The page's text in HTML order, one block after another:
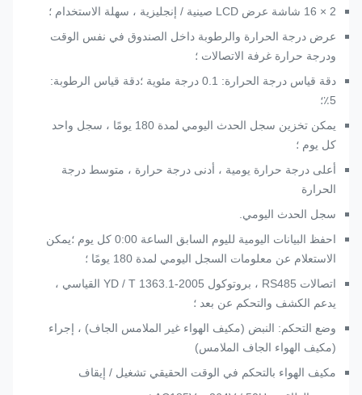
2 × 16 شاشة عرض LCD صينية / إنجليزية ، سهلة الاستخدام ؛
عرض درجة الحرارة والرطوبة داخل الصندوق في نفس الوقت
ودرجة حرارة غرفة الاتصالات ؛
دقة قياس درجة الحرارة: 0.1 درجة مئوية ؛دقة قياس الرطوبة:
5٪؛
يمكن تخزين سجل الحدث اليومي لمدة 180 يومًا ، سجل واحد
كل يوم ؛
أعلى درجة حرارة يومية ، أدنى درجة حرارة ، متوسط ​​درجة
الحرارة
سجل الحدث اليومي.
احفظ البيانات اليومية لليوم السابق الساعة 0:00 كل يوم ؛يمكن
الاستعلام عن معلومات السجل اليومي لمدة 180 يومًا ؛
اتصالات RS485 ، بروتوكول YD / T 1363.1-2005 القياسي ،
يدعم الكشف والتحكم عن بعد ؛
وضع التحكم: النبض (مكيف الهواء غير الملامس الجاف) ، إجراء
(مكيف الهواء الجاف الملامس)
مكيف الهواء بالتحكم في الوقت الحقيقي تشغيل / إيقاف